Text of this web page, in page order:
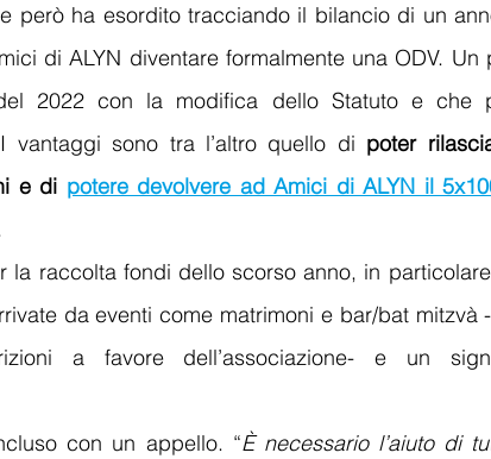
però ha esordito tracciando il bilancio di un
di ALYN diventare formalmente una ODV. Un
del 2022 con la modifica dello Statuto e che
vantaggi sono tra l’altro quello di poter
e di potere devolvere ad Amici di ALYN il
la raccolta fondi dello scorso anno, in
da eventi come matrimoni e bar/bat mitzvà
a favore dell’associazione- e un
con un appello. “È necessario l’aiuto di